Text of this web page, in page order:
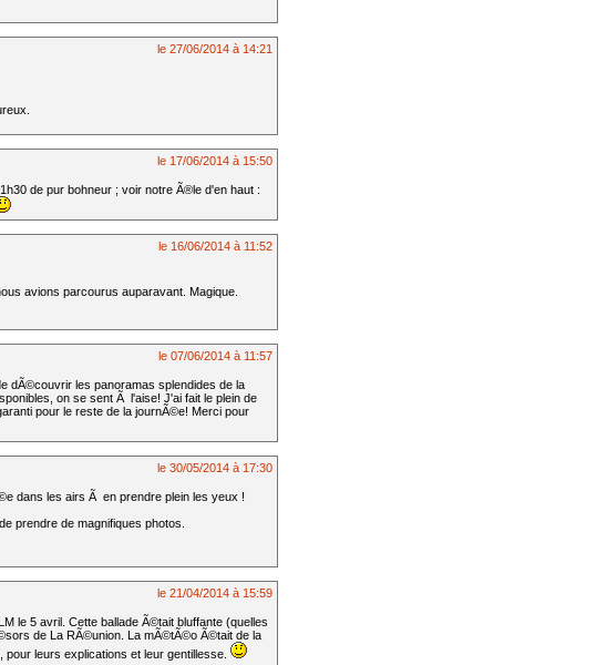
le 27/06/2014 à 14:21
le 17/06/2014 à 15:50
de pur bohneur ; voir notre Ã®le d'en haut :
le 16/06/2014 à 11:52
avions parcourus auparavant. Magique.
le 07/06/2014 à 11:57
dÃ©couvrir les panoramas splendides de la
on se sent Ã l'aise! J'ai fait le plein de
pour le reste de la journÃ©e! Merci pour
le 30/05/2014 à 17:30
dans les airs Ã en prendre plein les yeux !
prendre de magnifiques photos.
le 21/04/2014 à 15:59
le 5 avril. Cette ballade Ã©tait bluffante (quelles
de La RÃ©union. La mÃ©tÃ©o Ã©tait de la
leurs explications et leur gentillesse.